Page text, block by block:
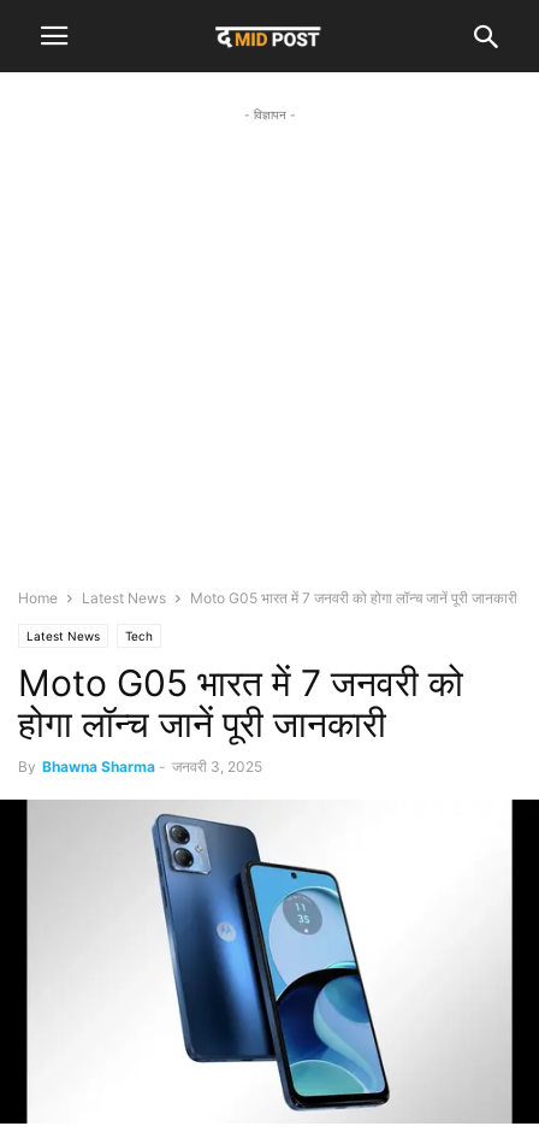
- विज्ञापन -
Home Latest News Moto G05 भारत में 7 जनवरी को होगा लॉन्च जानें पूरी जानकारी
Latest News Tech
Moto G05 भारत में 7 जनवरी को
होगा लॉन्च जानें पूरी जानकारी
By Bhawna Sharma - जनवरी 3, 2025